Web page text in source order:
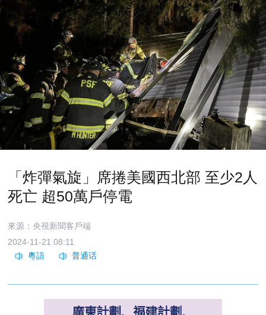
「炸彈氣旋」席捲美國西北部 至少2人
死亡 超50萬戶停電
來源：央視新聞客戶端
2024-11-21 08:11